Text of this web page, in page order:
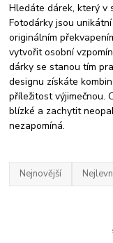
Hledáte dárek, který v
Fotodárky jsou
originálním
vytvořit osobní
dárky se stanou tím
designu získáte
příležitost výjimečnou.
blízké a zachytit
nezapomíná.
Nejnovější